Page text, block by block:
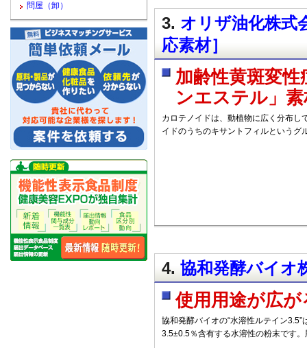
3. オリザ油化株式
応素材］
加齢性黄斑変
ンエステル」
カロテノイドは、動植物に広く分布し
イドのうちのキサントフィルというグ
4. 協和発酵バイオ
使用用途が広
協和発酵バイオの“水溶性ルテイン
3.5±0.5％含有する水溶性の粉末です
問屋（卸）